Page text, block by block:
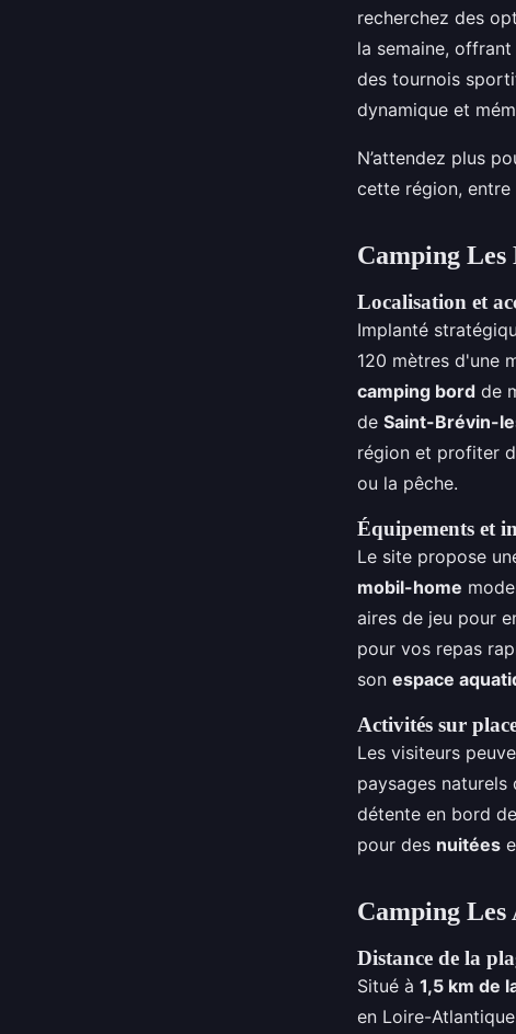
recherchez des
la semaine,
des tournois
dynamique et
N’attendez plus
cette région,
Camping
Localisation et
Implanté
120 mètres d'une
camping bord de
de Saint-Brévin-
région et profiter
ou la pêche.
Équipements et
Le site propose
mobil-home
aires de jeu pour
pour vos repas
son espace
Activités sur
Les visiteurs
paysages naturels
détente en bord
pour des nuitées
Camping
Distance de la
Situé à 1,5 km de
en Loire-